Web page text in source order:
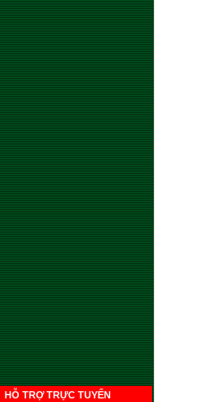
HỖ TRỢ TRỰC TUYẾN